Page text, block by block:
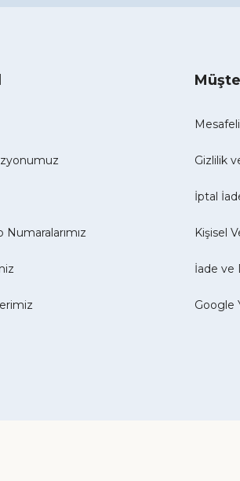
Numaralarımız
Gizlilik
İptal
Kişisel
İade ve
Google